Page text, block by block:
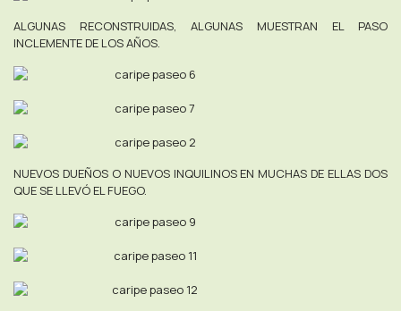
ALGUNAS RECONSTRUIDAS, ALGUNAS MUESTRAN EL PASO
INCLEMENTE DE LOS AÑOS.
NUEVOS DUEÑOS O NUEVOS INQUILINOS EN MUCHAS DE ELLAS DOS
QUE SE LLEVÓ EL FUEGO.